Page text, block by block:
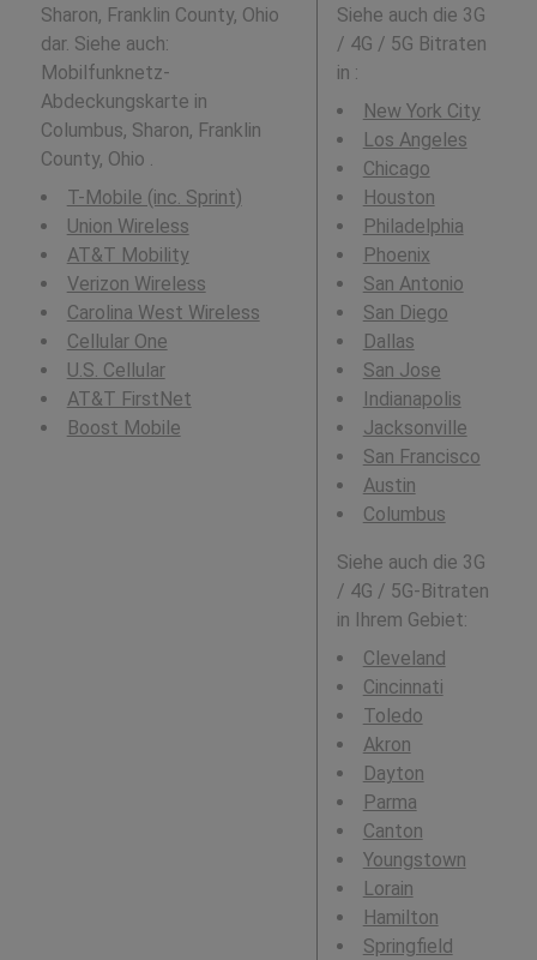
Sharon, Franklin County, Ohio
dar. Siehe auch:
Mobilfunknetz-
Abdeckungskarte in
Columbus, Sharon, Franklin
County, Ohio .
T-Mobile (inc. Sprint)
Union Wireless
AT&T Mobility
Verizon Wireless
Carolina West Wireless
Cellular One
U.S. Cellular
AT&T FirstNet
Boost Mobile
Siehe auch die 3G
/ 4G / 5G Bitraten
in :
New York City
Los Angeles
Chicago
Houston
Philadelphia
Phoenix
San Antonio
San Diego
Dallas
San Jose
Indianapolis
Jacksonville
San Francisco
Austin
Columbus
Siehe auch die 3G
/ 4G / 5G-Bitraten
in Ihrem Gebiet:
Cleveland
Cincinnati
Toledo
Akron
Dayton
Parma
Canton
Youngstown
Lorain
Hamilton
Springfield